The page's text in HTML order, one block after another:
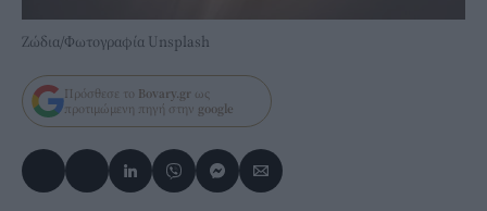
Ζώδια/Φωτογραφία Unsplash
Πρόσθεσε το Bovary.gr ως
προτιμώμενη πηγή στην google